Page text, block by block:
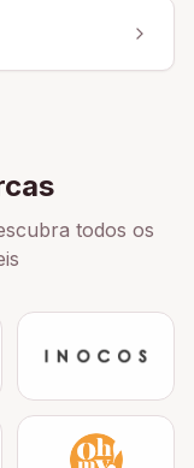
todos os